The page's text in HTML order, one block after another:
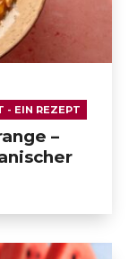
- EIN REZEPT
–